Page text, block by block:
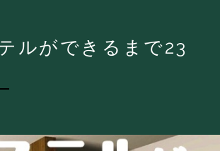
ルができるまで23